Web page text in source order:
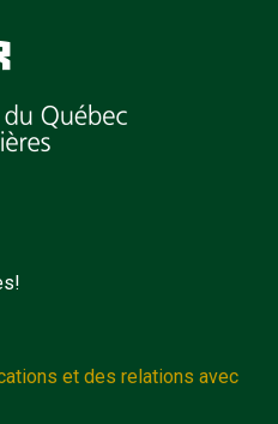
et des relations avec